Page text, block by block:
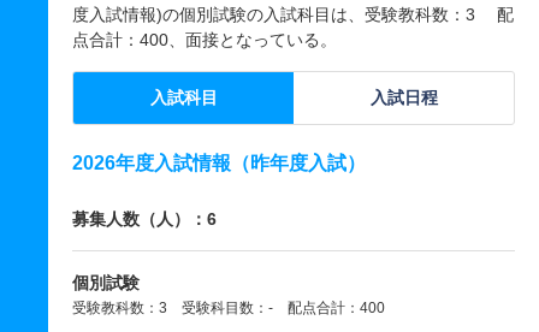
度入試情報)の個別試験の入試科目は、受験教科数：3 配
点合計：400、面接となっている。
入試科目 入試日程
2026年度入試情報（昨年度入試）
募集人数（人）：6
個別試験
受験教科数：3 受験科目数：- 配点合計：400